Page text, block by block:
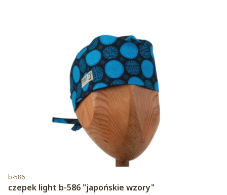
Kod produktu
b-586
czepek light b-586 "japońskie wzory"